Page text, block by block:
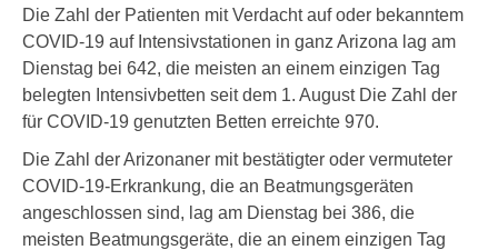
Die Zahl der Patienten mit Verdacht auf oder bekanntem
COVID-19 auf Intensivstationen in ganz Arizona lag am
Dienstag bei 642, die meisten an einem einzigen Tag
belegten Intensivbetten seit dem 1. August Die Zahl der
für COVID-19 genutzten Betten erreichte 970.
Die Zahl der Arizonaner mit bestätigter oder vermuteter
COVID-19-Erkrankung, die an Beatmungsgeräten
angeschlossen sind, lag am Dienstag bei 386, die
meisten Beatmungsgeräte, die an einem einzigen Tag